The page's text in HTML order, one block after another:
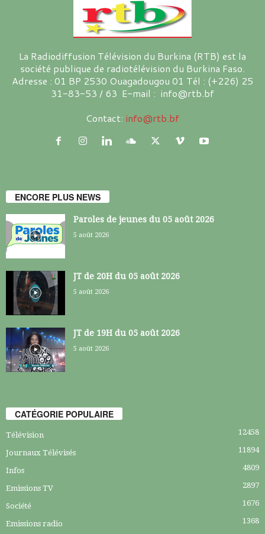
La Radiodiffusion Télévision du Burkina (RTB) est la
société publique de radiotélévision du Burkina Faso.
Adresse : 01 BP 2530 Ouagadougou 01 Tél : (+226) 25
31-83-53 / 63 E-mail : info@rtb.bf
Contact: info@rtb.bf
ENCORE PLUS NEWS
Paroles de jeunes du 05 août 2026
5 août 2026
JT de 20H du 05 août 2026
5 août 2026
JT de 19H du 05 août 2026
5 août 2026
CATÉGORIE POPULAIRE
Télévision 12458
Journaux Télévisés 11894
Infos 4809
Emissions TV 2897
Société 1676
Emissions radio 1368